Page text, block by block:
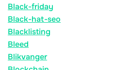
Black-friday
Black-hat-seo
Blacklisting
Bleed
Blikvanger